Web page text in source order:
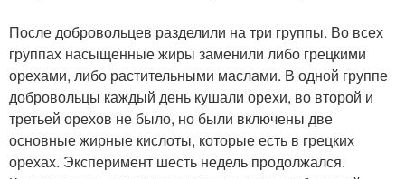
После добровольцев разделили на три группы. Во всех
группах насыщенные жиры заменили либо грецкими
орехами, либо растительными маслами. В одной группе
добровольцы каждый день кушали орехи, во второй и
третьей орехов не было, но были включены две
основные жирные кислоты, которые есть в грецких
орехах. Эксперимент шесть недель продолжался.